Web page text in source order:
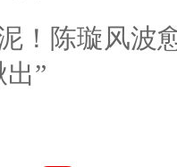
！陈璇风波
”